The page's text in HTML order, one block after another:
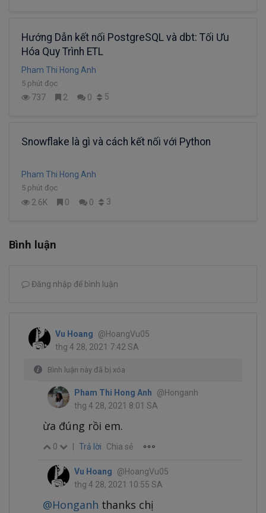
Hướng Dẫn kết nối PostgreSQL và dbt: Tối Ưu
Hóa Quy Trình ETL
Pham Thi Hong Anh
5 phút đọc
737 2 0 5
Snowflake là gì và cách kết nối với Python
Pham Thi Hong Anh
5 phút đọc
2.6K 0 0 3
Bình luận
Đăng nhập để bình luận
Vu Hoang
@HoangVu05
thg 4 28, 2021 7:42 SA
Bình luận này đã bị xóa
Pham Thi Hong Anh
@Honganh
thg 4 28, 2021 8:01 SA
ừa đúng rồi em.
0 Trả lời Chia sẻ
Vu Hoang
@HoangVu05
thg 4 28, 2021 10:55 SA
@Honganh thanks chị